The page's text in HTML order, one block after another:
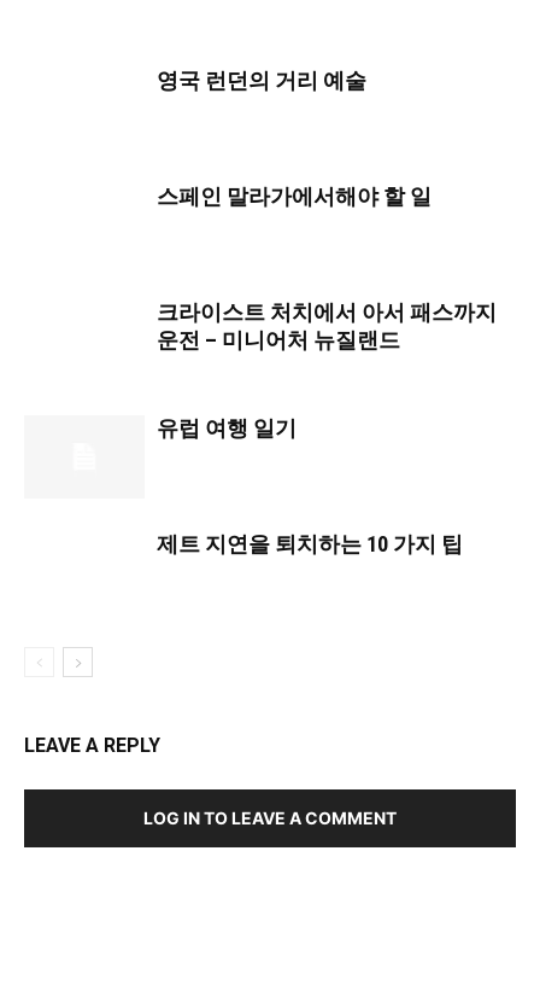
영국 런던의 거리 예술
스페인 말라가에서해야 할 일
크라이스트 처치에서 아서 패스까지
운전 – 미니어처 뉴질랜드
유럽 ​​여행 일기
제트 지연을 퇴치하는 10 가지 팁
LEAVE A REPLY
LOG IN TO LEAVE A COMMENT